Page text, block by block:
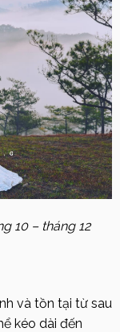
10 – tháng 12
và tồn tại từ sau
kéo dài đến